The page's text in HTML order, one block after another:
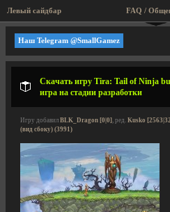
Левый сайдбар FAQ /
Платформеры
Наш Telegram @SmallGamez
Скачать игру Tira: Tail of Ninja
игра на стадии разработки
Игру добавил BLK_Dragon [0|0], ред. Kusko
(вид сбоку) (3991)